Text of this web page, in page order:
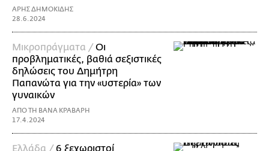
ΑΡΗΣ ΔΗΜΟΚΙΔΗΣ
28.6.2024
Mικροπράγματα /Οι
προβληματικές, βαθιά σεξιστικές
δηλώσεις του Δημήτρη
Παπανώτα για την «υστερία» των
γυναικών
ΑΠΟ ΤΗ ΒΑΝΑ ΚΡΑΒΑΡΗ
17.4.2024
Ελλάδα / 6 ξεχωριστοί